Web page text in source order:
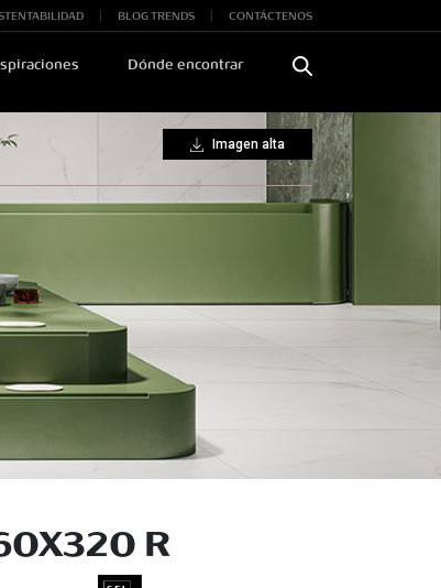
BLOG TRENDS CONTÁCTENOS
Dónde encontrar
Imagen alta
R